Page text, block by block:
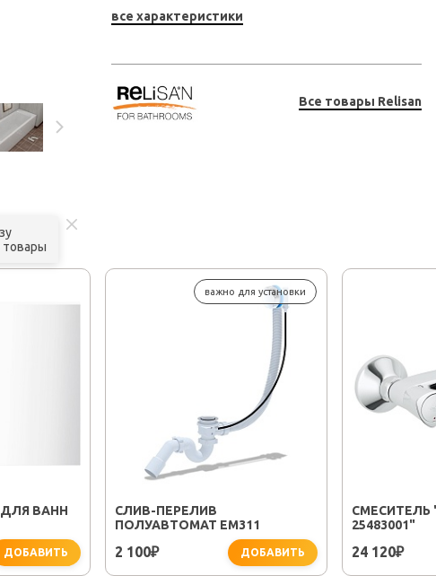
все характеристики
Все товары Relisan
ВАНН
ДОБАВИТЬ
важно для установки
CЛИВ-ПЕРЕЛИВ
ПОЛУАВТОМАТ EM311
2 100₽ ДОБАВИТЬ
СМЕСИТЕЛЬ
25483001"
24 120₽